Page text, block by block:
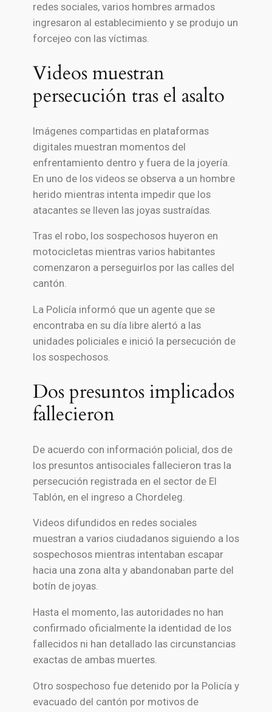
redes sociales, varios hombres armados
ingresaron al establecimiento y se produjo un
forcejeo con las víctimas.
Videos muestran
persecución tras el asalto
Imágenes compartidas en plataformas
digitales muestran momentos del
enfrentamiento dentro y fuera de la joyería.
En uno de los videos se observa a un hombre
herido mientras intenta impedir que los
atacantes se lleven las joyas sustraídas.
Tras el robo, los sospechosos huyeron en
motocicletas mientras varios habitantes
comenzaron a perseguirlos por las calles del
cantón.
La Policía informó que un agente que se
encontraba en su día libre alertó a las
unidades policiales e inició la persecución de
los sospechosos.
Dos presuntos implicados
fallecieron
De acuerdo con información policial, dos de
los presuntos antisociales fallecieron tras la
persecución registrada en el sector de El
Tablón, en el ingreso a Chordeleg.
Videos difundidos en redes sociales
muestran a varios ciudadanos siguiendo a los
sospechosos mientras intentaban escapar
hacia una zona alta y abandonaban parte del
botín de joyas.
Hasta el momento, las autoridades no han
confirmado oficialmente la identidad de los
fallecidos ni han detallado las circunstancias
exactas de ambas muertes.
Otro sospechoso fue detenido por la Policía y
evacuado del cantón por motivos de